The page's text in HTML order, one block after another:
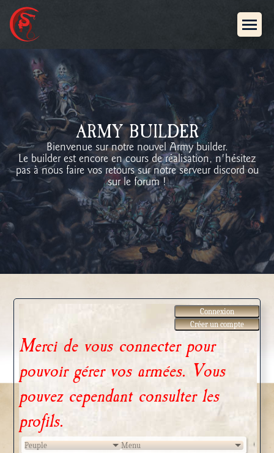
ARMY BUILDER
Bienvenue sur notre nouvel Army builder.
Le builder est encore en cours de réalisation, n'hésitez
pas à nous faire vos retours sur notre serveur discord ou
sur le forum !